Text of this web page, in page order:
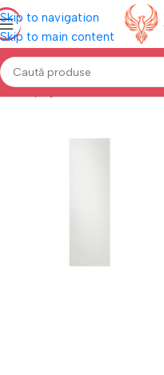
Skip to navigation
Skip to main content
Prima pagină Electrocasnice